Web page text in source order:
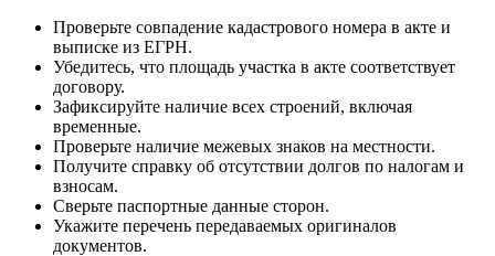
Проверьте совпадение кадастрового номера в акте и
выписке из ЕГРН.
Убедитесь, что площадь участка в акте соответствует
договору.
Зафиксируйте наличие всех строений, включая
временные.
Проверьте наличие межевых знаков на местности.
Получите справку об отсутствии долгов по налогам и
взносам.
Сверьте паспортные данные сторон.
Укажите перечень передаваемых оригиналов
документов.